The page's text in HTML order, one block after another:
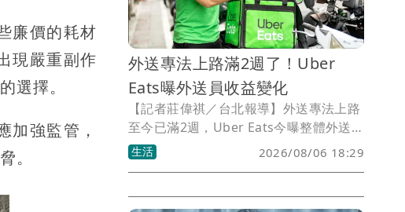
廉價的耗材
現嚴重副作
選擇。
加強監管，
。
外送專法上路滿2週了！Uber
Eats曝外送員收益變化
【記者莊偉祺／台北報導】外送專法上路
至今已滿2週，Uber Eats今曝整體外送
員收益結構呈現正面成長，但各別實際收
入受市場供需、上線人數等影響，並強調
報酬最低金額保障。
生活 2026/08/06 18:29